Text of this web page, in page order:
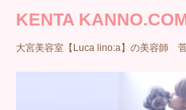
KENTA
大宮美容室【Luca lino:a】の美容師